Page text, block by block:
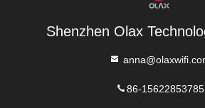
Shenzhen Olax
86-15622853785